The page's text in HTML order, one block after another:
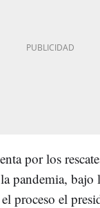
por los
pandemia, bajo
proceso el